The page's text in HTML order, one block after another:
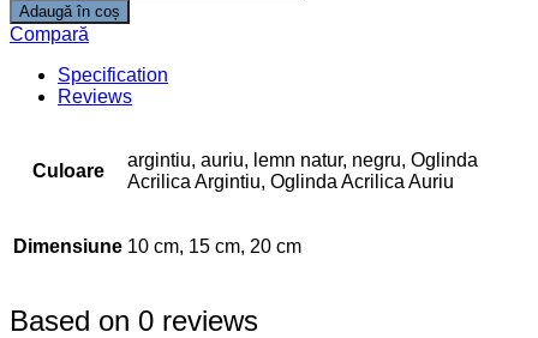
Adaugă în coș
Compară
Specification
Reviews
Culoare
argintiu, auriu, lemn natur, negru, Oglinda
Acrilica Argintiu, Oglinda Acrilica Auriu
Dimensiune 10 cm, 15 cm, 20 cm
Based on 0 reviews